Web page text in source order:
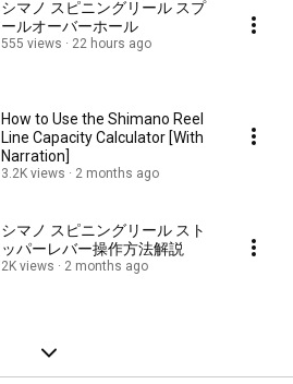
シマノ スピニングリール スプ
ールオーバーホール
555 views 22 hours ago
How to Use the Shimano Reel
Line Capacity Calculator [With
Narration]
3.2K views 2 months ago
シマノ スピニングリール スト
ッパーレバー操作方法解説
2K views 2 months ago